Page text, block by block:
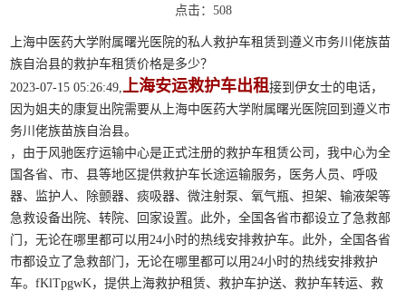
点击：508
上海中医药大学附属曙光医院的私人救护车租赁到遵义市务川佬族苗
族自治县的救护车租赁价格是多少？
2023-07-15 05:26:49,上海安运救护车出租接到伊女士的电话，
因为姐夫的康复出院需要从上海中医药大学附属曙光医院回到遵义市
务川佬族苗族自治县。
，由于风驰医疗运输中心是正式注册的救护车租赁公司，我中心为全
国各省、市、县等地区提供救护车长途运输服务，医务人员、呼吸
器、监护人、除颤器、痰吸器、微注射泵、氧气瓶、担架、输液架等
急救设备出院、转院、回家设置。此外，全国各省市都设立了急救部
门，无论在哪里都可以用24小时的热线安排救护车。此外，全国各省
市都设立了急救部门，无论在哪里都可以用24小时的热线安排救护
车。fKlTpgwK，提供上海救护租赁、救护车护送、救护车转运、救